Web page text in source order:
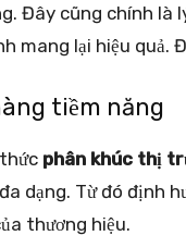
Đây cũng chính là
mang lại hiệu quả.
tiềm năng
phân khúc thị
dạng. Từ đó định
thương hiệu.